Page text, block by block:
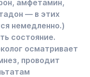
амфетамин,
— в этих
немедленно.)
состояние.
осматривает
проводит